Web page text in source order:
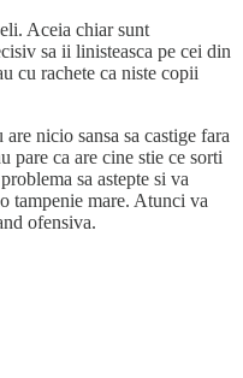
Aceia chiar sunt
sa ii linisteasca pe cei din
cu rachete ca niste copii
nicio sansa sa castige fara
pare ca are cine stie ce sorti
sa astepte si va
tampenie mare. Atunci va
ofensiva.